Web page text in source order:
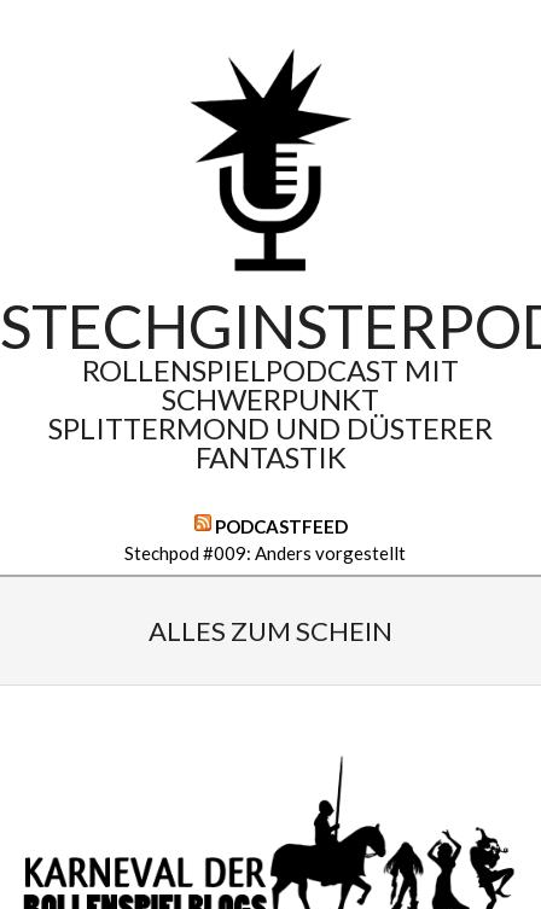
ROLLENSPIELPODCAST MIT
SCHWERPUNKT
SPLITTERMOND UND DÜSTERER
FANTASTIK
PODCASTFEED
Stechpod #009: Anders vorgestellt
ALLES ZUM SCHEIN